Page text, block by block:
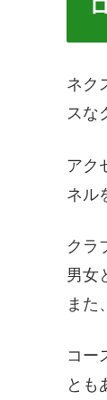
ネク
スな
アク
ネル
クラ
男女
また
コー
とも